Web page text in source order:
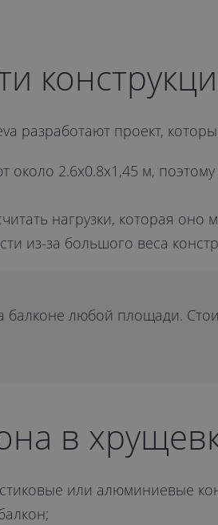
разработают проект,
2.6х0.8х1,45 м,
нагрузки, которая
из-за большого веса
любой площади.
в
или алюминиевые